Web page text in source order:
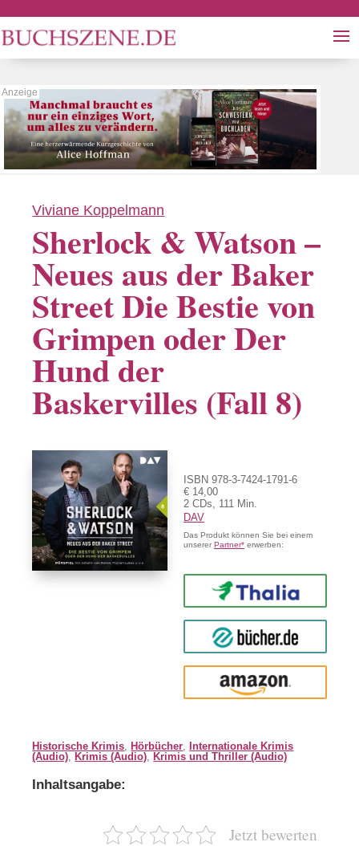
Viviane Koppelmann
Sherlock & Watson –
Neues aus der Baker
Street Die Bestie von
Grimpen oder Der
Hund der
Baskervilles (Fall 8)
ISBN 978-3-7424-1791-6
€ 14,00
2 CDs, 111 Min.
DAV
Das Produkt können Sie bei einem
unsererPartner* erwerben:
Thalia
buecher.de
Amazon
Historische Krimis, Hörbücher, Internationale Krimis
(Audio), Krimis (Audio), Krimis und Thriller (Audio)
Inhaltsangabe:
Jetzt bewerten